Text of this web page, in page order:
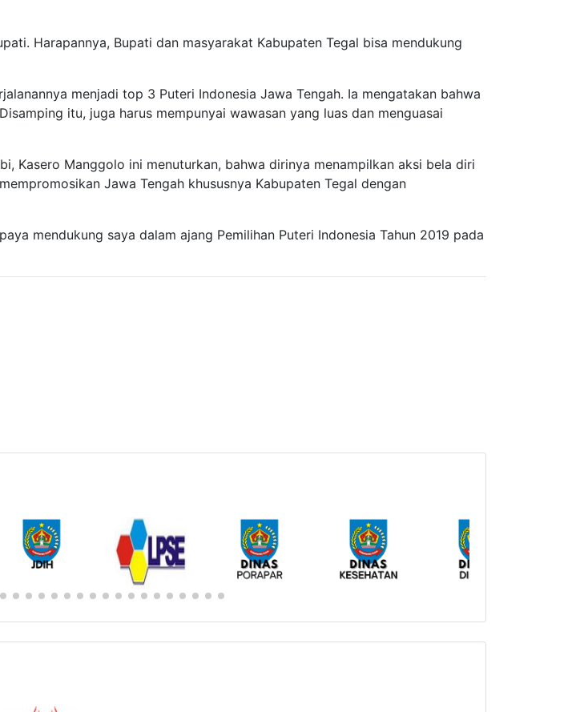
Harapannya, Bupati dan masyarakat Kabupaten Tegal bisa mendukung
menjadi top 3 Puteri Indonesia Jawa Tengah. Ia mengatakan bahwa
itu, juga harus mempunyai wawasan yang luas dan menguasai
Kasero Manggolo ini menuturkan, bahwa dirinya menampilkan aksi bela diri
Jawa Tengah khususnya Kabupaten Tegal dengan
mendukung saya dalam ajang Pemilihan Puteri Indonesia Tahun 2019 pada